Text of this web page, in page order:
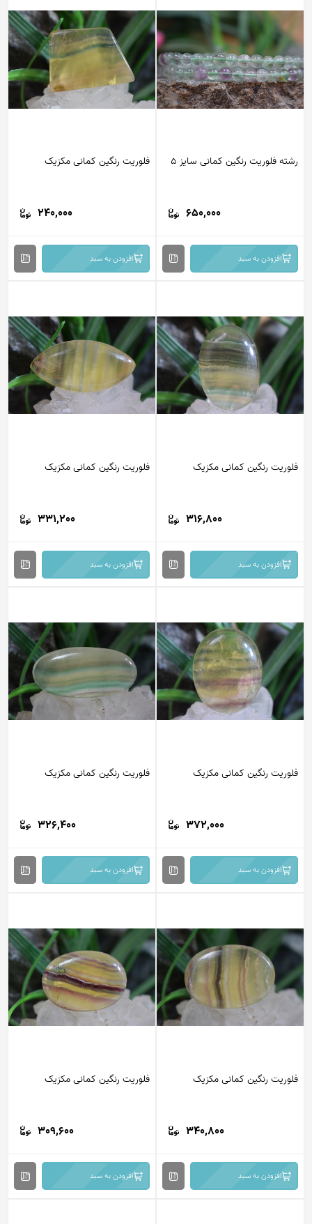
رشته فلوریت رنگین کمانی سایز 5
650,000
افزودن به سبد
فلوریت رنگین کمانی مکزیک
240,000
افزودن به سبد
فلوریت رنگین کمانی مکزیک
316,800
افزودن به سبد
فلوریت رنگین کمانی مکزیک
331,200
افزودن به سبد
فلوریت رنگین کمانی مکزیک
372,000
افزودن به سبد
فلوریت رنگین کمانی مکزیک
326,400
افزودن به سبد
فلوریت رنگین کمانی مکزیک
340,800
افزودن به سبد
فلوریت رنگین کمانی مکزیک
309,600
افزودن به سبد